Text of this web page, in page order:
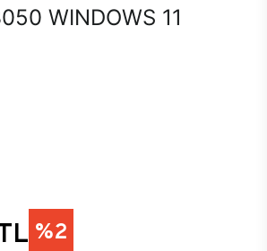
WINDOWS 11
%2